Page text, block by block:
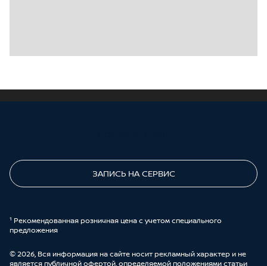
ЗАПИСЬ НА СЕРВИС
¹ Рекомендованная розничная цена с учетом специального
предложения
© 2026, Вся информация на сайте носит рекламный характер и не
является публичной офертой, определяемой положениями статьи